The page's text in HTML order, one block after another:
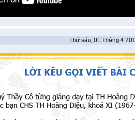
Thứ sáu, 01 Tháng 4